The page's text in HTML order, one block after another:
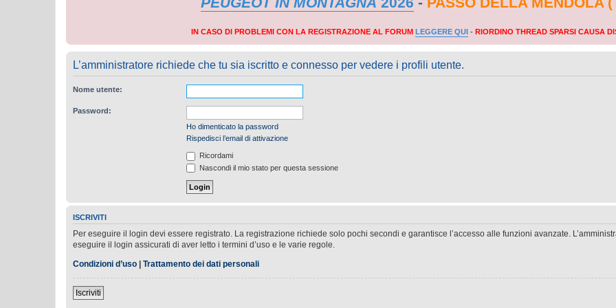
IN CASO DI PROBLEMI CON LA REGISTRAZIONE AL FORUM LEGGERE QUI - RIORDINO THREAD SPARSI CAUSA
L’amministratore richiede che tu sia iscritto e connesso per vedere i profili utente.
Nome utente:
Password:
Ho dimenticato la password
Rispedisci l’email di attivazione
Ricordami
Nascondi il mio stato per questa sessione
ISCRIVITI
Per eseguire il login devi essere registrato. La registrazione richiede solo pochi secondi e garantisce l’accesso alle funzioni avanzate.
eseguire il login assicurati di aver letto i termini d’uso e le varie regole.
Condizioni d’uso | Trattamento dei dati personali
Iscriviti